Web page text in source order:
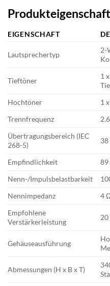
EIGENSCHAFT
Lautsprechertyp
2-
Tieftöner
1
Hochtöner
1
Trennfrequenz
Übertragungsbereich (IEC
268-5)
38
Empfindlichkeit
89
Nenn-/Impulsbelastbarkeit
Nennimpedanz
4
Empfohlene
Verstärkerleistung
20
Gehäuseausführung
Abmessungen (H x B x T)